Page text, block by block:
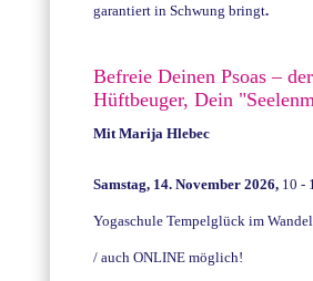
garantiert in Schwung bringt.
Befreie Deinen Psoas – der
Hüftbeuger, Dein
Mit Marija Hlebec
Samstag, 14. November 2026,10 -
Yogaschule Tempelglück im
/ auch ONLINE möglich!